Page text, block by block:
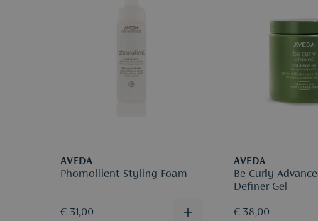
AVEDA
Phomollient Styling Foam
€ 31,00
AVEDA
Be Curly
Definer Gel
€ 38,00